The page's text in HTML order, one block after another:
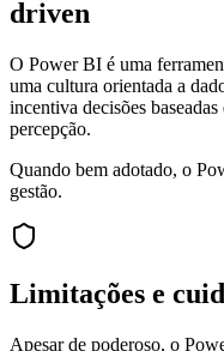
driven
O Power BI é uma
uma cultura orientada a
incentiva decisões
percepção.
Quando bem adotado, o
gestão.
Limitações e
Apesar de poderoso, o